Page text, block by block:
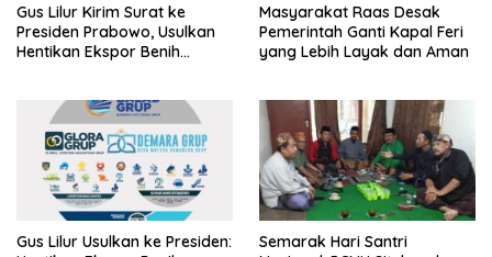
Gus Lilur Kirim Surat ke
Presiden Prabowo, Usulkan
Hentikan Ekspor Benih
Masyarakat Raas Desak
Pemerintah Ganti Kapal Feri
yang Lebih Layak dan Aman
Gus Lilur Usulkan ke Presiden:
Semarak Hari Santri